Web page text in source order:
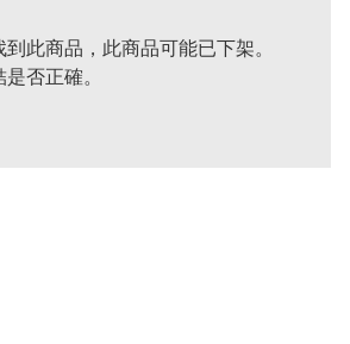
此商品，此商品可能已下架。
否正確。